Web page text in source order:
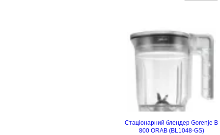
Стаціонарний блендер Gorenje B
800 ORAB (BL1048-GS)